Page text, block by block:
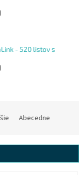
- 520 listov s
Abecedne